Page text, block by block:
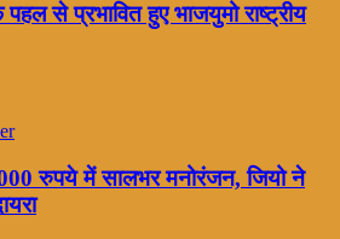
से प्रभावित हुए भाजयुमो राष्ट्रीय
रुपये में सालभर मनोरंजन, जियो ने